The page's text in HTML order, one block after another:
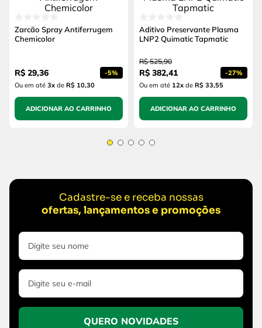
Zarcão Spray Antiferrugem
Chemicolor
R$ 29,36 -5%
Ou em até 3x de R$ 10,30
ADICIONAR AO CARRINHO
Aditivo Preservante Plasma
LNP2 Quimatic Tapmatic
R$ 525,90
R$ 382,41 -27%
Ou em até 12x de R$ 33,55
ADICIONAR AO CARRINHO
Cadastre-se e receba nossas
ofertas, lançamentos e promoções
QUERO NOVIDADES